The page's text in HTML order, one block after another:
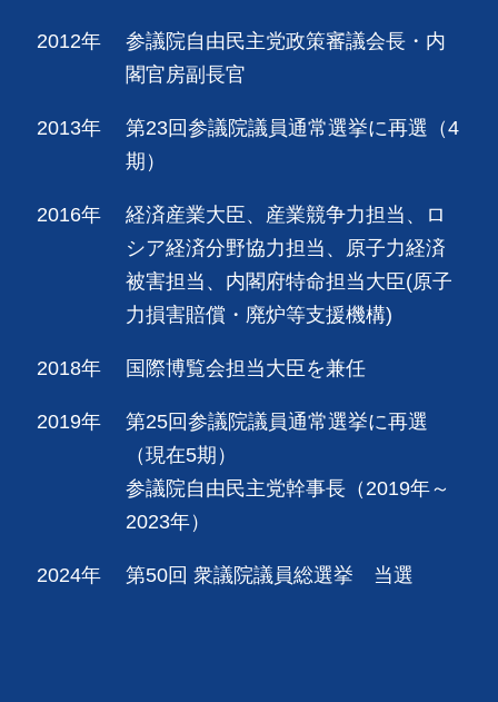
2012年
参議院自由民主党政策審議会長・内
閣官房副長官
2013年
第23回参議院議員通常選挙に再選（4
期）
2016年
経済産業大臣、産業競争力担当、ロ
シア経済分野協力担当、原子力経済
被害担当、内閣府特命担当大臣(原子
力損害賠償・廃炉等支援機構)
2018年 国際博覧会担当大臣を兼任
2019年
第25回参議院議員通常選挙に再選
（現在5期）
参議院自由民主党幹事長（2019年～
2023年）
2024年 第50回 衆議院議員総選挙 当選